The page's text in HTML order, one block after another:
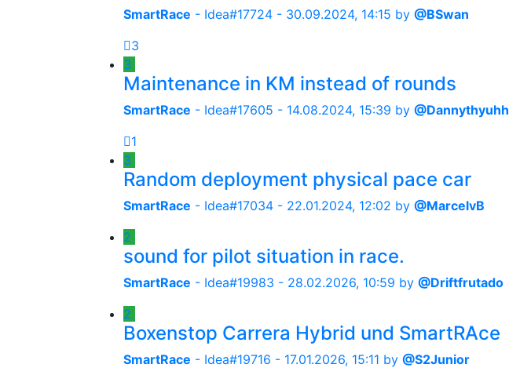
SmartRace - Idea#17724 - 30.09.2024, 14:15 by @BSwan
3
3
Maintenance in KM instead of rounds
SmartRace - Idea#17605 - 14.08.2024, 15:39 by @Dannythyuhh
1
3
Random deployment physical pace car
SmartRace - Idea#17034 - 22.01.2024, 12:02 by @MarcelvB
2
sound for pilot situation in race.
SmartRace - Idea#19983 - 28.02.2026, 10:59 by @Driftfrutado
2
Boxenstop Carrera Hybrid und SmartRAce
SmartRace - Idea#19716 - 17.01.2026, 15:11 by @S2Junior